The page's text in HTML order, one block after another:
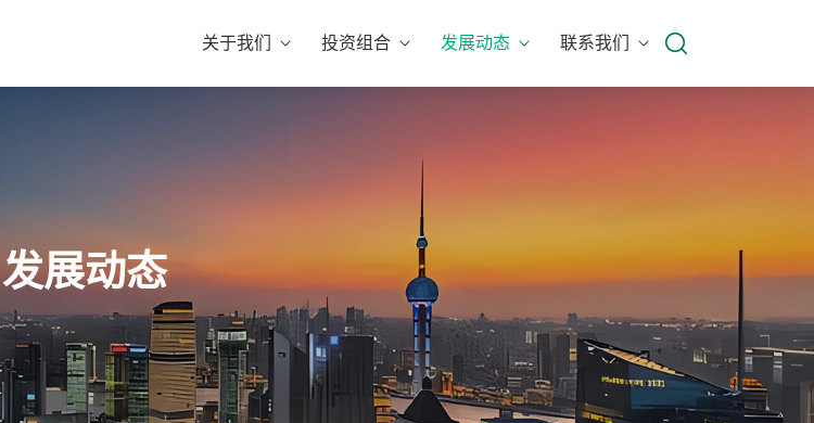
关于我们 投资组合 发展动态 联系我们
发展动态